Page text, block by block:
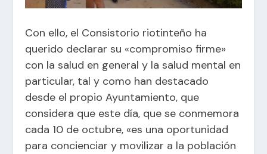
Con ello, el Consistorio riotinteño ha
querido declarar su «compromiso firme»
con la salud en general y la salud mental en
particular, tal y como han destacado
desde el propio Ayuntamiento, que
considera que este día, que se conmemora
cada 10 de octubre, «es una oportunidad
para concienciar y movilizar a la población